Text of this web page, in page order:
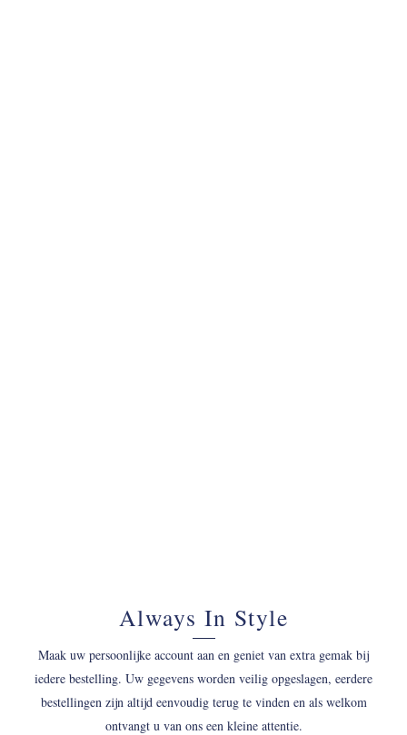
Always In Style
Maak uw persoonlijke account aan en geniet van extra gemak bij
iedere bestelling. Uw gegevens worden veilig opgeslagen, eerdere
bestellingen zijn altijd eenvoudig terug te vinden en als welkom
ontvangt u van ons een kleine attentie.